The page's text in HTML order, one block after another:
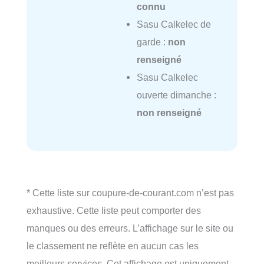
connu
Sasu Calkelec de
garde : non
renseigné
Sasu Calkelec
ouverte dimanche :
non renseigné
* Cette liste sur coupure-de-courant.com n’est pas
exhaustive. Cette liste peut comporter des
manques ou des erreurs. L’affichage sur le site ou
le classement ne reflète en aucun cas les